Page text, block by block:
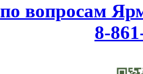
по вопросам
8-